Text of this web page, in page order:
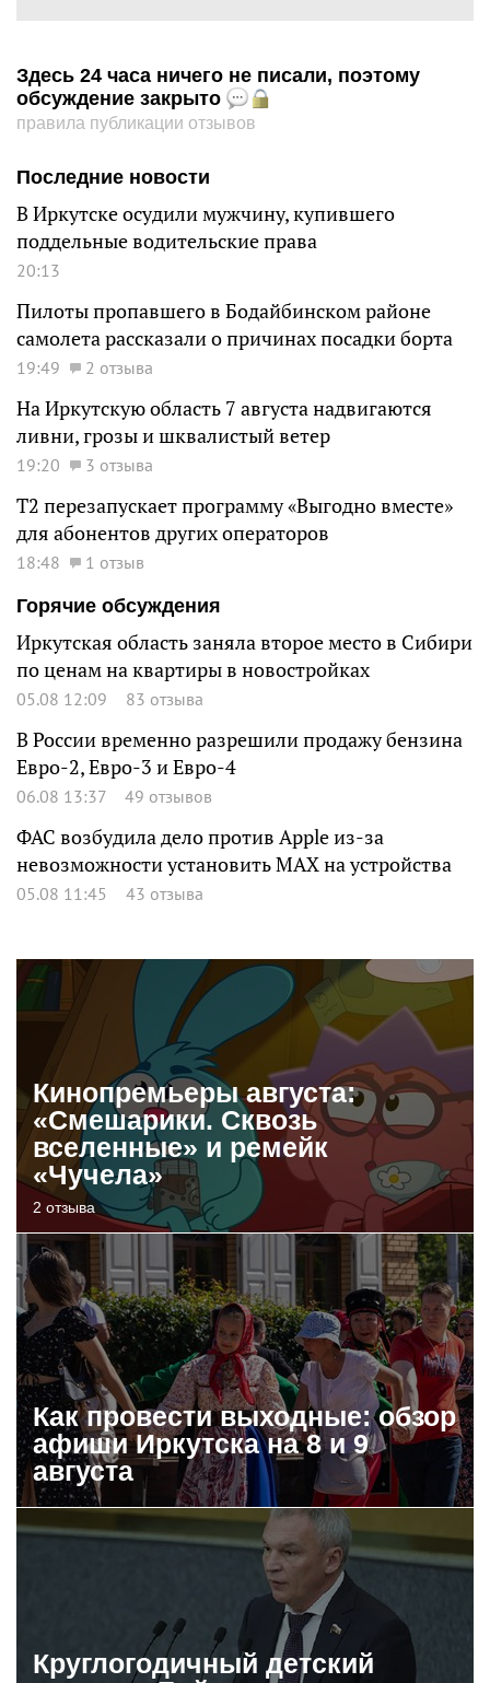
Здесь 24 часа ничего не писали, поэтому
обсуждение закрыто
правила публикации отзывов
Последние новости
В Иркутске осудили мужчину, купившего
поддельные водительские права
20:13
Пилоты пропавшего в Бодайбинском районе
самолета рассказали о причинах посадки борта
19:49 2 отзыва
На Иркутскую область 7 августа надвигаются
ливни, грозы и шквалистый ветер
19:20 3 отзыва
Т2 перезапускает программу «Выгодно вместе»
для абонентов других операторов
18:48
1 отзыв
Горячие обсуждения
Иркутская область заняла второе место в Сибири
по ценам на квартиры в новостройках
05.08 12:09 83 отзыва
В России временно разрешили продажу бензина
Евро-2, Евро-3 и Евро-4
06.08 13:37 49 отзывов
ФАС возбудила дело против Apple из-за
невозможности установить MAX на устройства
05.08 11:45 43 отзыва
Кинопремьеры августа:
«Смешарики. Сквозь
вселенные» и ремейк
«Чучела»
2 отзыва
Как провести выходные: обзор
афиши Иркутска на 8 и 9
августа
Круглогодичный детский